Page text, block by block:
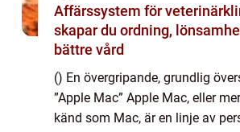
Affärssystem för
skapar du ordning,
bättre vård
() En övergripande, grundlig
”Apple Mac” Apple Mac, eller
känd som Mac, är en linje av